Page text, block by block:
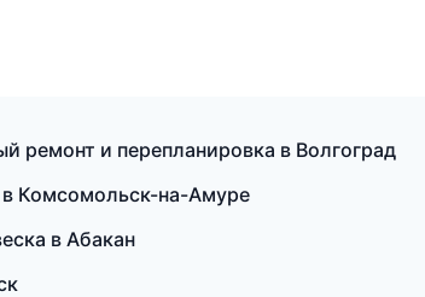
ремонт и перепланировка в Волгоград
Комсомольск-на-Амуре
в Абакан